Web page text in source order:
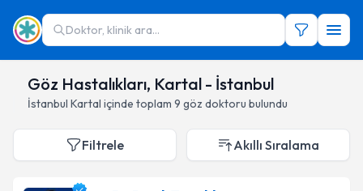
Doktor, klinik ara...
Göz Hastalıkları, Kartal - İstanbul
İstanbul Kartal içinde toplam 9 göz doktoru bulundu
Filtrele Akıllı Sıralama